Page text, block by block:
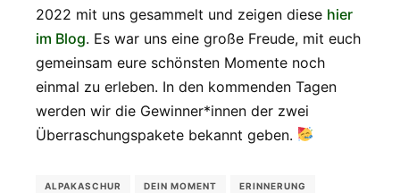
2022 mit uns gesammelt und zeigen diese hier
im Blog. Es war uns eine große Freude, mit euch
gemeinsam eure schönsten Momente noch
einmal zu erleben. In den kommenden Tagen
werden wir die Gewinner*innen der zwei
Überraschungspakete bekannt geben.
ALPAKASCHUR DEIN MOMENT ERINNERUNG